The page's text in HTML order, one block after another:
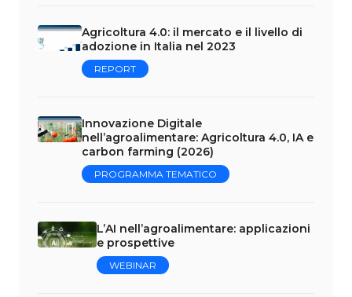
Agricoltura 4.0: il mercato e il livello di
adozione in Italia nel 2023
REPORT
Innovazione Digitale
nell’agroalimentare: Agricoltura 4.0, IA e
carbon farming (2026)
PROGRAMMA TEMATICO
L’AI nell’agroalimentare: applicazioni
e prospettive
WEBINAR